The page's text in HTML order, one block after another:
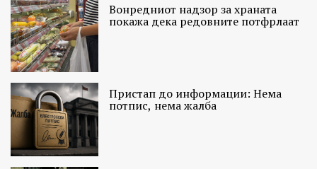
Вонредниот надзор за храната
покажа дека редовните потфрлаат
Пристап до информации: Нема
потпис, нема жалба